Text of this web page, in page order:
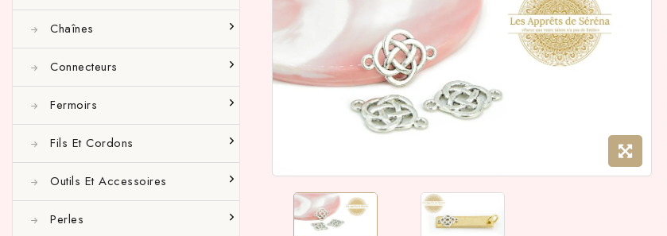
Perles À Écraser Et
Terminaisons De
Rallonge
Chaînes
Connecteurs
Connecteurs Bases
Fermoirs
Fils Et Cordons
Outils Et Accessoires
Perles